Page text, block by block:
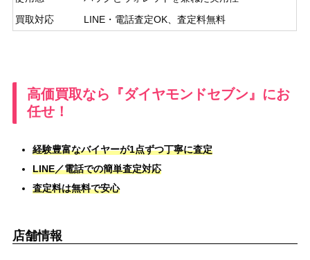
買取対応
LINE・電話査定OK、査定料無料
高価買取なら『ダイヤモンドセブン』にお
任せ！
経験豊富なバイヤーが1点ずつ丁寧に査定
LINE／電話での簡単査定対応
査定料は無料で安心
店舗情報